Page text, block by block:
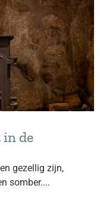
de
gezellig zijn,
somber....